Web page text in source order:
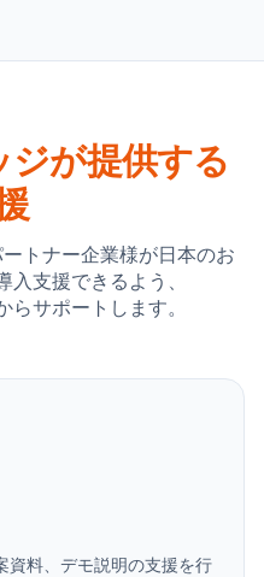
が提供する
トナー企業様が日本のお
支援できるよう、
らサポートします。
資料、デモ説明の支援を行